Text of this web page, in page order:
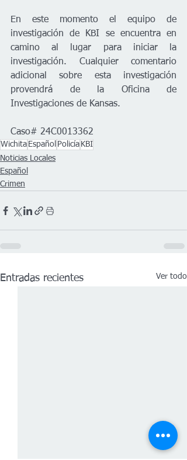
En este momento el equipo de
investigación de KBI se encuentra en
camino al lugar para iniciar la
investigación. Cualquier comentario
adicional sobre esta investigación
provendrá de la Oficina de
Investigaciones de Kansas.
Caso# 24C0013362
Wichita Español Policía KBI
Noticias Locales
Español
Crimen
Entradas recientes Ver todo